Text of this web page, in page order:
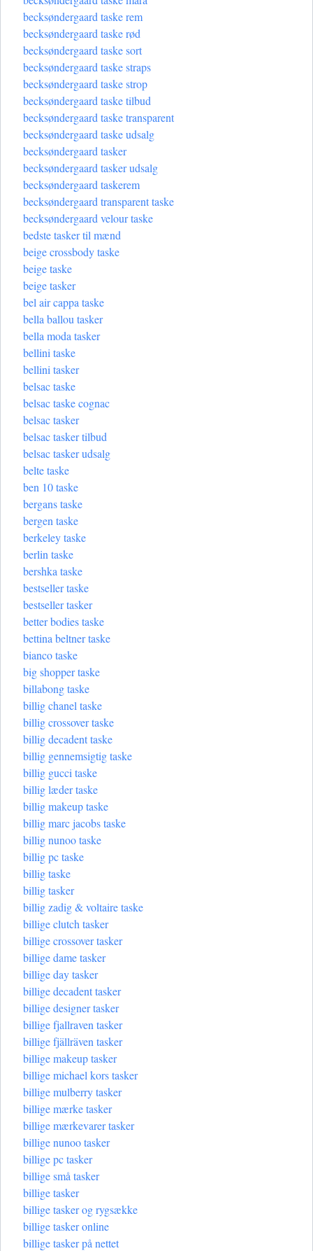
becksøndergaard taske rem
becksøndergaard taske rød
becksøndergaard taske sort
becksøndergaard taske straps
becksøndergaard taske strop
becksøndergaard taske tilbud
becksøndergaard taske transparent
becksøndergaard taske udsalg
becksøndergaard tasker
becksøndergaard tasker udsalg
becksøndergaard taskerem
becksøndergaard transparent taske
becksøndergaard velour taske
bedste tasker til mænd
beige crossbody taske
beige taske
beige tasker
bel air cappa taske
bella ballou tasker
bella moda tasker
bellini taske
bellini tasker
belsac taske
belsac taske cognac
belsac tasker
belsac tasker tilbud
belsac tasker udsalg
belte taske
ben 10 taske
bergans taske
bergen taske
berkeley taske
berlin taske
bershka taske
bestseller taske
bestseller tasker
better bodies taske
bettina beltner taske
bianco taske
big shopper taske
billabong taske
billig chanel taske
billig crossover taske
billig decadent taske
billig gennemsigtig taske
billig gucci taske
billig læder taske
billig makeup taske
billig marc jacobs taske
billig nunoo taske
billig pc taske
billig taske
billig tasker
billig zadig & voltaire taske
billige clutch tasker
billige crossover tasker
billige dame tasker
billige day tasker
billige decadent tasker
billige designer tasker
billige fjallraven tasker
billige fjällräven tasker
billige makeup tasker
billige michael kors tasker
billige mulberry tasker
billige mærke tasker
billige mærkevarer tasker
billige nunoo tasker
billige pc tasker
billige små tasker
billige tasker
billige tasker og rygsække
billige tasker online
billige tasker på nettet